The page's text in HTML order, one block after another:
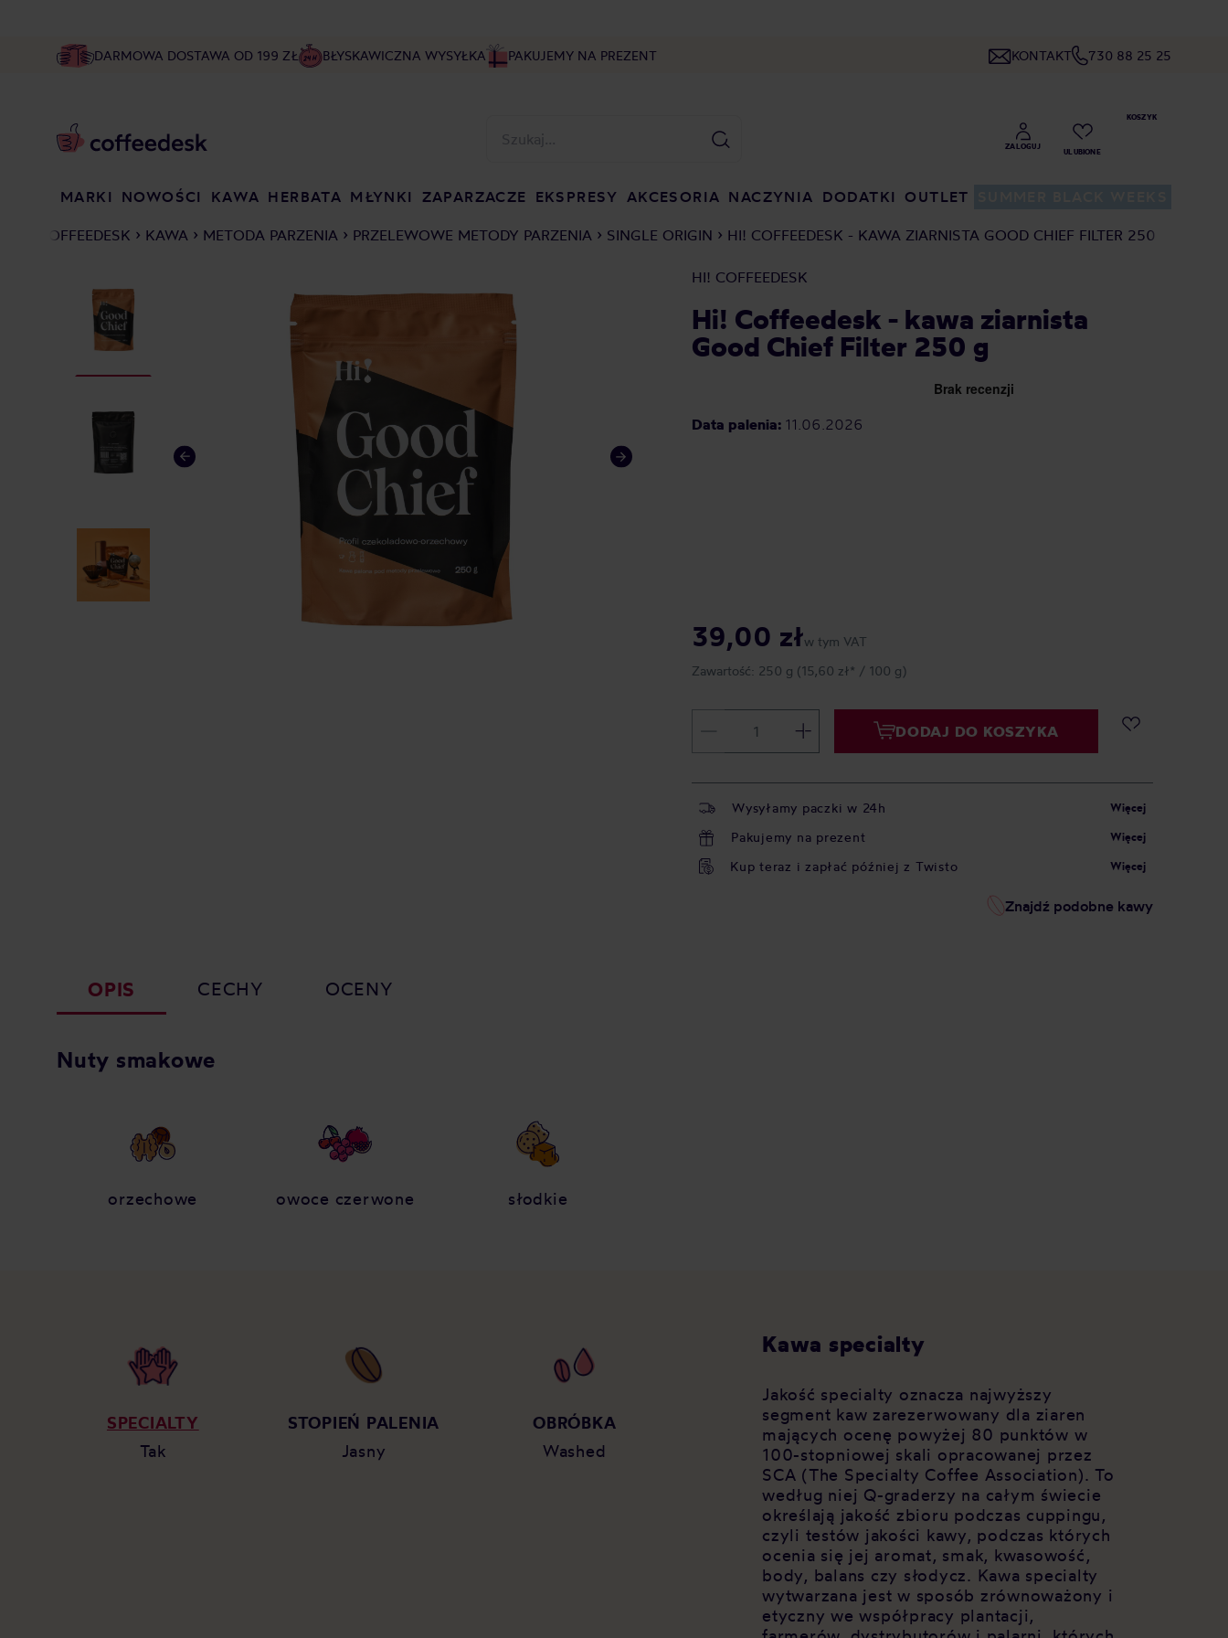
DARMOWA DOSTAWA OD 199 ZŁ BŁYSKAWICZNA WYSYŁKA PAKUJEMY NA PREZENT KONTAKT 730 88 25 25
MARKI NOWOŚCI KAWA HERBATA MŁYNKI ZAPARZACZE EKSPRESY AKCESORIA NACZYNIA DODATKI OUTLET
COFFEEDESK KAWA METODA PARZENIA PRZELEWOWE METODY PARZENIA SINGLE ORIGIN HI! COFFEEDESK - KAWA ZIARNISTA GOOD CHIEF FILTER 250 G
HI! COFFEEDESK
Hi! Coffeedesk - kawa ziarnista
Good Chief Filter 250 g
Data palenia: 11.06.2026
39,00 złw tym VAT
Zawartość: 250 g (15,60 zł* / 100 g)
DODAJ DO KOSZYKA
Wysyłamy paczki w 24h Więcej
Pakujemy na prezent Więcej
Kup teraz i zapłać później z Twisto Więcej
Znajdź podobne kawy
OPIS CECHY OCENY
Nuty smakowe
orzechowe owoce czerwone słodkie
SPECIALTY
Tak
STOPIEŃ PALENIA
Jasny
OBRÓBKA
Washed
Kawa specialty
Jakość specialty oznacza najwyższy
segment kaw zarezerwowany dla ziaren
mających ocenę powyżej 80 punktów w
100-stopniowej skali opracowanej przez
SCA (The Specialty Coffee Association). To
według niej Q-graderzy na całym świecie
określają jakość zbioru podczas cuppingu,
czyli testów jakości kawy, podczas których
ocenia się jej aromat, smak, kwasowość,
body, balans czy słodycz. Kawa specialty
wytwarzana jest w sposób zrównoważony i
etyczny we współpracy plantacji,